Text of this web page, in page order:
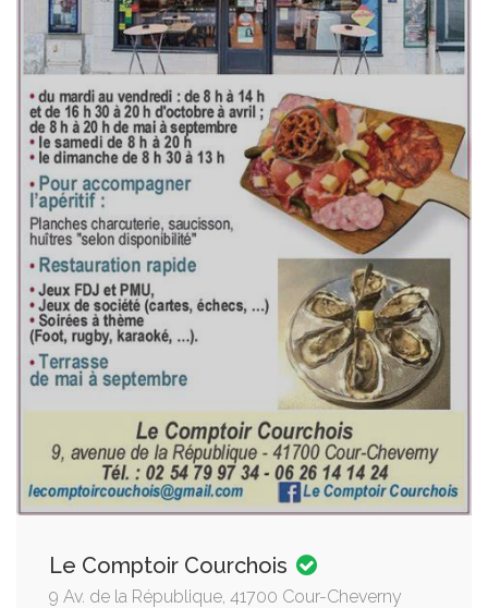
Le Comptoir Courchois
9 Av. de la République, 41700 Cour-Cheverny